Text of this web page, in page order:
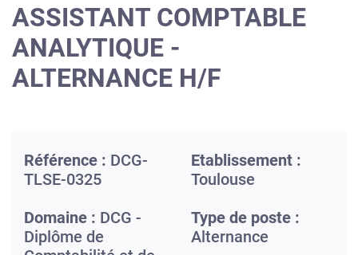
ASSISTANT COMPTABLE
ANALYTIQUE -
ALTERNANCE H/F
Référence : DCG-
TLSE-0325
Etablissement :
Toulouse
Domaine : DCG -
Diplôme de
Type de poste :
Alternance